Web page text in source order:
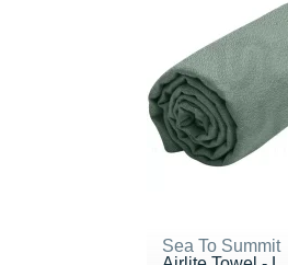
Sea To Summit